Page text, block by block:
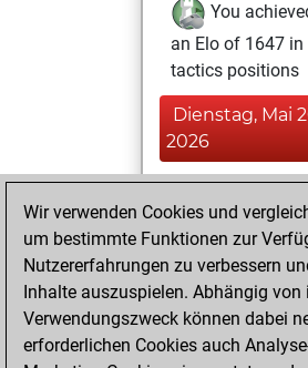
You
an Elo of 1647 in
tactics positions
Dienstag, Mai
2026
You played
bullet games
You scored
=0 -1 in bullet
Donnerstag,
7, 2026
Wir verwenden Cookies und
um bestimmte Funktionen zur
Nutzererfahrungen zu verbessern
Inhalte auszuspielen. Abhängig von
Verwendungszweck können dabei
erforderlichen Cookies auch